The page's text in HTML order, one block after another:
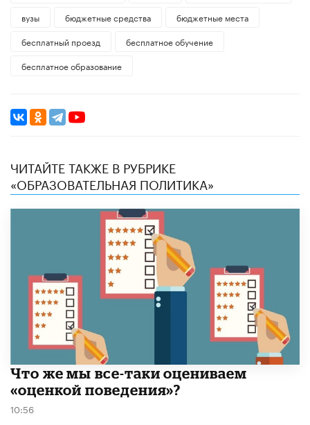
вузы бюджетные средства
бюджетные места
бесплатный проезд
бесплатное обучение
бесплатное образование
ЧИТАЙТЕ ТАКЖЕ В РУБРИКЕ
«ОБРАЗОВАТЕЛЬНАЯ ПОЛИТИКА»
​Что же мы все-таки оцениваем
«оценкой поведения»?
10:56